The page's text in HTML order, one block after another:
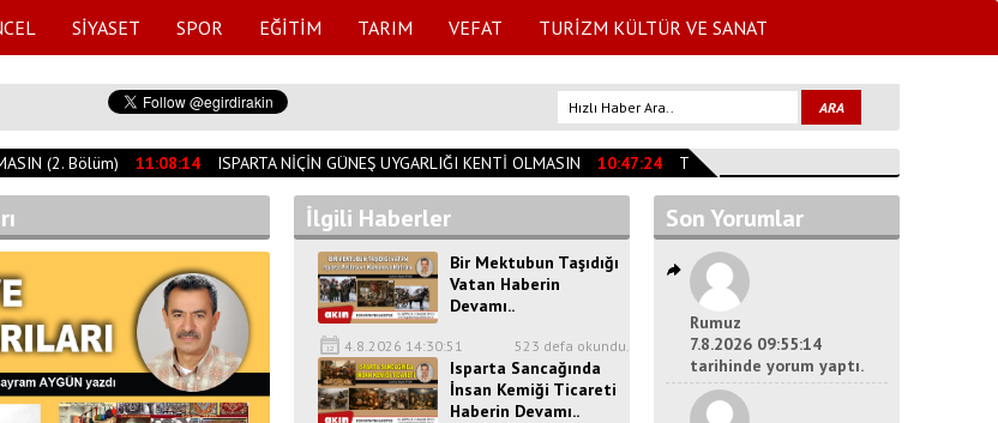
SİYASET SPOR EĞİTİM TARIM VEFAT TURİZM KÜLTÜR VE SANAT
(2. Bölüm) 11:08:14 ISPARTA NİÇİN GÜNEŞ UYGARLIĞI KENTİ OLMASIN 10:47:24 TESLİME TAŞAN VEFAT ETTİ
İlgili Haberler
Bir Mektubun Taşıdığı
Vatan Haberin
Devamı..
4.8.2026 14:30:51 523 defa okundu.
Isparta Sancağında
İnsan Kemiği Ticareti
Haberin Devamı..
Son Yorumlar
Rumuz
7.8.2026 09:55:14
tarihinde yorum yaptı.